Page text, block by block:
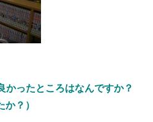
ったところはなんですか？
か？）